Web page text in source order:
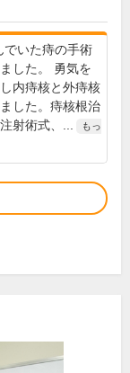
でいた痔の手術
した。 勇気を
内痔核と外痔核
した。痔核根治
射術式、...
もっ